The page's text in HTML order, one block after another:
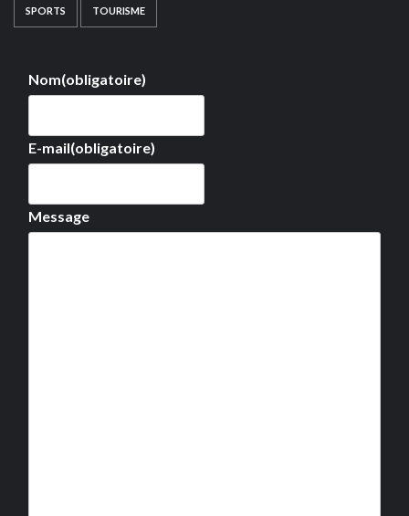
SPORTS TOURISME
Nom(obligatoire)
E-mail(obligatoire)
Message